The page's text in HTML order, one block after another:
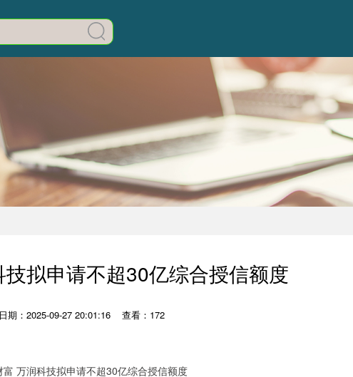
拟申请不超30亿综合授信额度
日期：2025-09-27 20:01:16 查看：172